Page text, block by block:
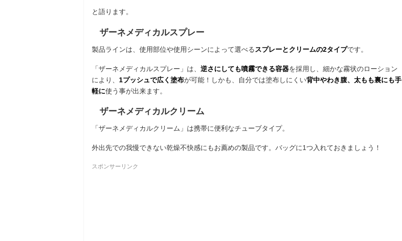
と語ります。
ザーネメディカルスプレー
製品ラインは、使用部位や使用シーンによって選べる スプレーとクリームの2タイプです。
「ザーネメディカルスプレー」は、 逆さにしても噴霧できる容器を採用し、細かな霧状のローション
により、 1プッシュで広く塗布が可能！しかも、自分では塗布しにくい背中やわき腹、太もも裏にも手
軽に使う事が出来ます。
ザーネメディカルクリーム
「ザーネメディカルクリーム」は携帯に便利なチューブタイプ。
外出先での我慢できない乾燥不快感にもお薦めの製品です。バッグに1つ入れておきましょう！
スポンサーリンク